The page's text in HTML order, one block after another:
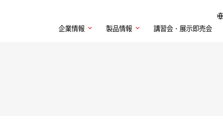
企業情報 製品情報 講習会・展示即売会